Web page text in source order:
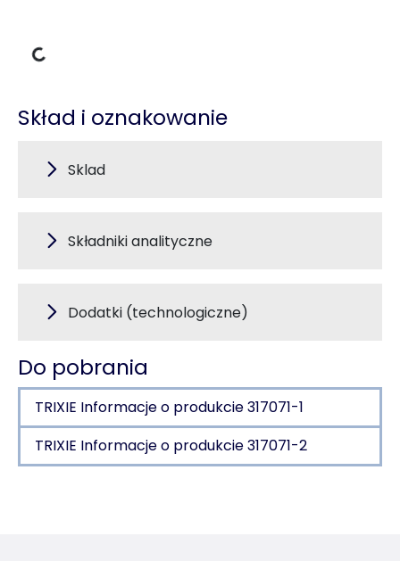
Skład i oznakowanie
Sklad
Składniki analityczne
Dodatki (technologiczne)
Do pobrania
TRIXIE Informacje o produkcie 317071-1
TRIXIE Informacje o produkcie 317071-2